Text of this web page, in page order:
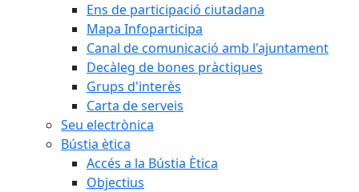
Ens de participació ciutadana
Mapa Infoparticipa
Canal de comunicació amb l'ajuntament
Decàleg de bones pràctiques
Grups d'interès
Carta de serveis
Seu electrònica
Bústia ètica
Accés a la Bústia Ètica
Objectius